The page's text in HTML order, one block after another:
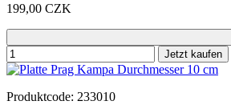
199,00 CZK
Jetzt kaufen
Produktcode: 233010